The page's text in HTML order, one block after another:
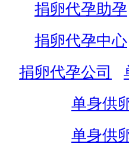
捐卵代孕助孕
捐卵代孕中心
捐卵代孕公司
单身供
单身供